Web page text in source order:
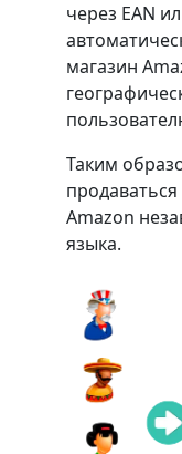
через EAN
магазин
Таким
Amazon
языка.